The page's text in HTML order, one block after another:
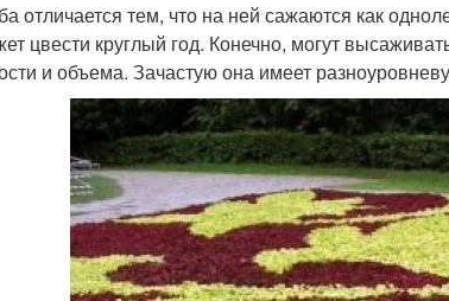
отличается тем, что на ней сажаются как
цвести круглый год. Конечно, могут
и объема. Зачастую она имеет